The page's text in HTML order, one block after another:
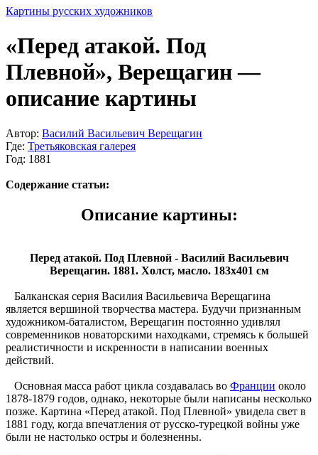
Картины русских художников
«Перед атакой. Под
Плевной», Верещагин —
описание картины
Автор: Василий Васильевич Верещагин
Где: Третьяковская галерея
Год: 1881
Содержание статьи:
Описание картины:
Перед атакой. Под Плевной - Василий Васильевич
Верещагин. 1881. Холст, масло. 183х401 см
Балканская серия Василия Васильевича Верещагина
является вершиной творчества мастера. Будучи признанным
художником-баталистом, Верещагин постоянно удивлял
современников новаторскими находками, стремясь к большей
реалистичности и искренности в написании военных
действий.
Основная масса работ цикла создавалась во Франции около
1878-1879 годов, однако, некоторые были написаны несколько
позже. Картина «Перед атакой. Под Плевной» увидела свет в
1881 году, когда впечатления от русско-турецкой войны уже
были не настолько остры и болезненны.